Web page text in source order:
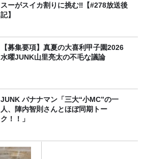
スーがスイカ割りに挑む‼【#278放送後
記】
【募集要項】真夏の大喜利甲子園2026
水曜JUNK山里亮太の不毛な議論
JUNK バナナマン「三大“小MC”の一
人、陣内智則さんとほぼ同期トー
ク！！」